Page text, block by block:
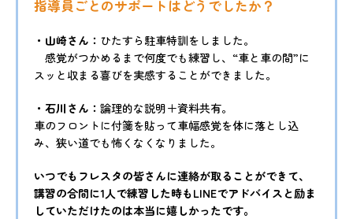
指導員ごとのサポートはどうでしたか？
・山崎さん： ひたすら駐車特訓をしました。
感覚がつかめるまで何度でも練習し、“車と車の間”に
スッと収まる喜びを実感することができました。
・石川さん： 論理的な説明＋資料共有。
車のフロントに付箋を貼って車幅感覚を体に落とし込
み、狭い道でも怖くなくなりました。
いつでもフレスタの皆さんに連絡が取ることができて、
講習の合間に1人で練習した時もLINEでアドバイスと励ま
していただけたのは本当に嬉しかったです。